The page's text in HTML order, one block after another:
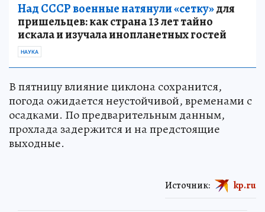
Над СССР военные натянули «сетку»для
пришельцев: как страна 13 лет тайно
искала и изучала инопланетных гостей
НАУКА
В пятницу влияние циклона сохранится,
погода ожидается неустойчивой, временами с
осадками. По предварительным данным,
прохлада задержится и на предстоящие
выходные.
Источник: kp.ru